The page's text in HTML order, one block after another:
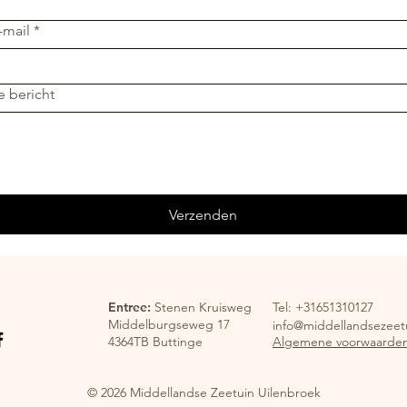
mail *
bericht
Verzenden
Entree: Stenen Kruisweg
Middelburgseweg 17
4364TB Buttinge
Tel: +31651310127
Algemene
© 2026 Middellandse Zeetuin Uilenbroek